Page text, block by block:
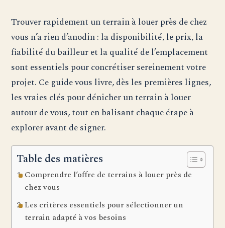
Trouver rapidement un terrain à louer près de chez
vous n’a rien d’anodin : la disponibilité, le prix, la
fiabilité du bailleur et la qualité de l’emplacement
sont essentiels pour concrétiser sereinement votre
projet. Ce guide vous livre, dès les premières lignes,
les vraies clés pour dénicher un terrain à louer
autour de vous, tout en balisant chaque étape à
explorer avant de signer.
Table des matières
Comprendre l’offre de terrains à louer près de
chez vous
Les critères essentiels pour sélectionner un
terrain adapté à vos besoins